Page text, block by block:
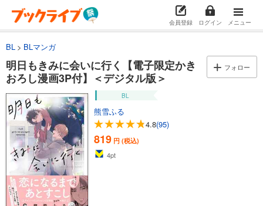
会員登録 ログイン メニュー
BL BLマンガ
明日もきみに会いに行く【電子限定かき
おろし漫画3P付】＜デジタル版＞
フォロー
BL
熊雪ふる
4.8(95)
819 円 (税込)
4pt